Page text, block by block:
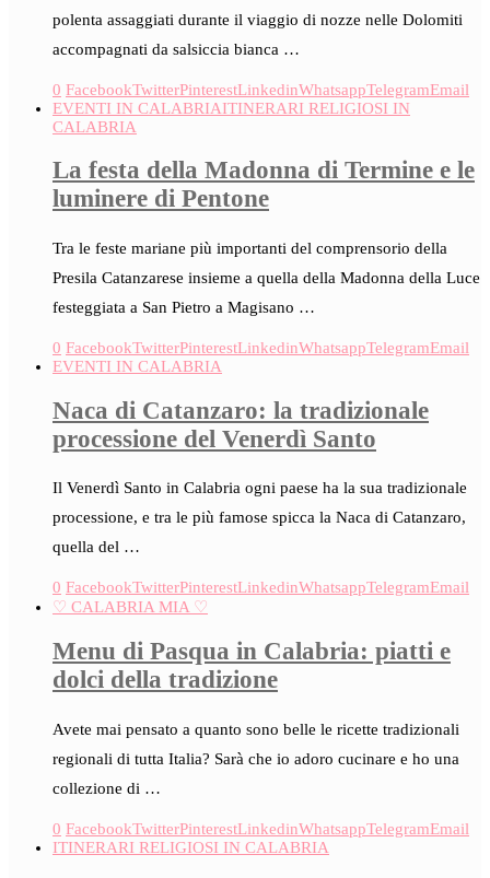
polenta assaggiati durante il viaggio di nozze nelle Dolomiti
accompagnati da salsiccia bianca …
0 FacebookTwitterPinterestLinkedinWhatsappTelegramEmail
EVENTI IN CALABRIAITINERARI RELIGIOSI IN
CALABRIA
La festa della Madonna di Termine e le
luminere di Pentone
Tra le feste mariane più importanti del comprensorio della
Presila Catanzarese insieme a quella della Madonna della Luce
festeggiata a San Pietro a Magisano …
0 FacebookTwitterPinterestLinkedinWhatsappTelegramEmail
EVENTI IN CALABRIA
Naca di Catanzaro: la tradizionale
processione del Venerdì Santo
Il Venerdì Santo in Calabria ogni paese ha la sua tradizionale
processione, e tra le più famose spicca la Naca di Catanzaro,
quella del …
0 FacebookTwitterPinterestLinkedinWhatsappTelegramEmail
♡ CALABRIA MIA ♡
Menu di Pasqua in Calabria: piatti e
dolci della tradizione
Avete mai pensato a quanto sono belle le ricette tradizionali
regionali di tutta Italia? Sarà che io adoro cucinare e ho una
collezione di …
0 FacebookTwitterPinterestLinkedinWhatsappTelegramEmail
ITINERARI RELIGIOSI IN CALABRIA